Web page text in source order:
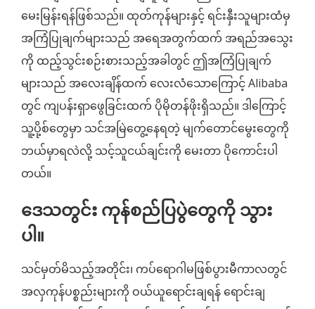
မေးမြန်းရန်ဖြစ်သည်။ ထုတ်ကုန်များနှင့် ရင်းနှီးသူများထံမှ
အကြံပြုချက်များသည် အရေအတွက်ထက် အရည်အသွေး
ကို ထည့်သွင်းစဉ်းစားသည့်အခါတွင် ဤအကြံပြုချက်
များသည် အလေးချိန်ထက် လေးလံသောကြောင့် Alibaba
တွင် ကျပန်းရှာဖွေခြင်းထက် ပိုမိုတန်ဖိုးရှိသည်။ ဒါကြောင့်
သူ့ပို့စ်တွေမှာ သင်အမြဲတွေ့နေရတဲ့ မျက်တောင်မွေးတွေကို
ဘယ်မှာရလဲလို့ သင့်သူငယ်ချင်းကို မေးတာ ပိုကောင်းပါ
တယ်။
ဒေသတွင်း ကုန်စည်ပြပွဲတွေကို သွား
ပါ။
သင်မှတ်မိသည့်အတိုင်း၊ ကပ်ရောဂါမဖြစ်ပွားမီကာလတွင်
အလှကုန်ပစ္စည်းများကို ဝယ်ယူရောင်းချရန် ရောင်းချ